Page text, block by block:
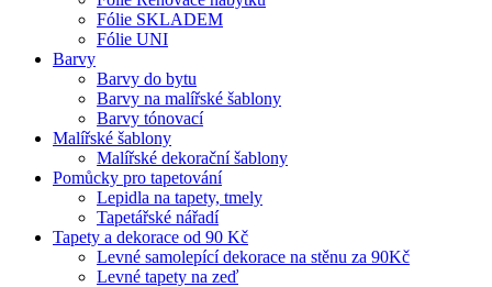
Fólie SKLADEM
Fólie UNI
Barvy
Barvy do bytu
Barvy na malířské šablony
Barvy tónovací
Malířské šablony
Malířské dekorační šablony
Pomůcky pro tapetování
Lepidla na tapety, tmely
Tapetářské nářadí
Tapety a dekorace od 90 Kč
Levné samolepící dekorace na stěnu za 90Kč
Levné tapety na zeď